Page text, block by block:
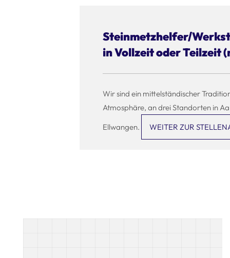
Steinmetzhelfer/
in Vollzeit oder Teilzeit
Wir sind ein mittelständischer
Atmosphäre, an drei Standorten in
Ellwangen.
WEITER ZUR